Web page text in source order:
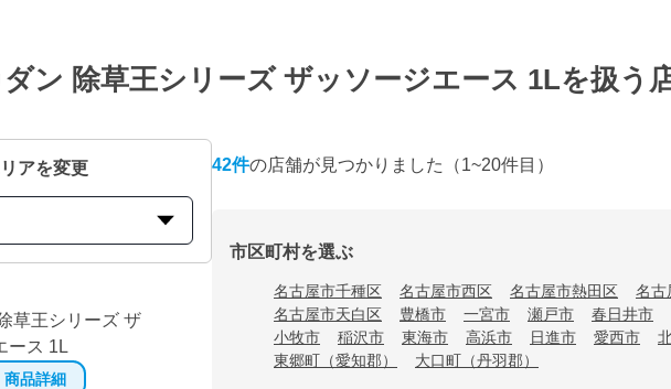
ン 除草王シリーズ ザッソージエース 1Lを扱う
アを変更
商品詳細
42件の店舗が見つかりました （1~20件目）
市区町村を選ぶ
名古屋市千種区 名古屋市西区 名古屋市熱田区
名古
名古屋市天白区
豊橋市 一宮市 瀬戸市
春日井市
小牧市
稲沢市 東海市 高浜市 日進市 愛西市
東郷町（愛知郡）
大口町（丹羽郡）